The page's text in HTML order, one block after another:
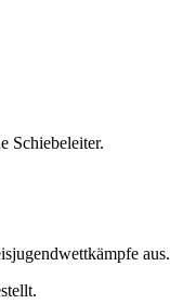
Schiebeleiter.
aus.